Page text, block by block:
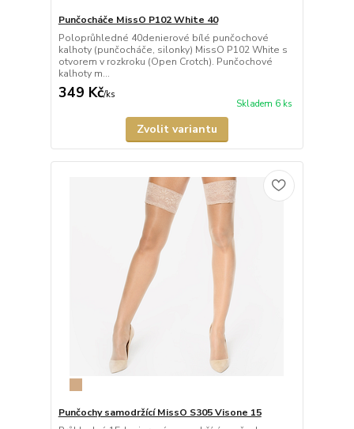
Punčocháče MissO P102 White 40
Poloprůhledné 40denierové bílé punčochové
kalhoty (punčocháče, silonky) MissO P102 White s
otvorem v rozkroku (Open Crotch). Punčochové
kalhoty m...
349 Kč/ks
Skladem 6 ks
Zvolit variantu
Punčochy samodržící MissO S305 Visone 15